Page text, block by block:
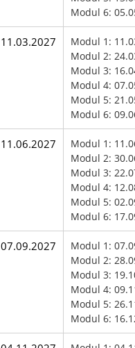
Modul 6:
11.03.2027
Modul 1:
Modul 2:
Modul 3:
Modul 4:
Modul 5:
Modul 6:
11.06.2027
Modul 1:
Modul 2:
Modul 3:
Modul 4:
Modul 5:
Modul 6:
07.09.2027
Modul 1:
Modul 2:
Modul 3:
Modul 4:
Modul 5:
Modul 6: